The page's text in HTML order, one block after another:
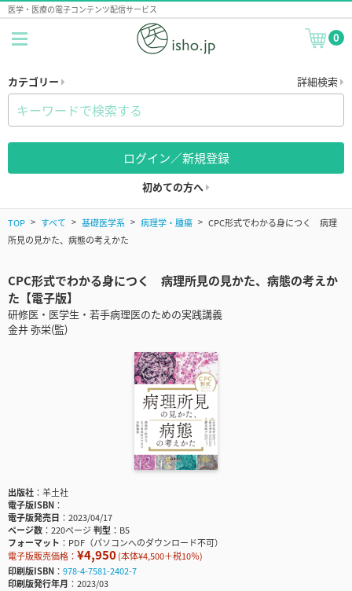
医学・医療の電子コンテンツ配信サービス
0
カテゴリー 詳細検索
ログイン／新規登録
初めての方へ
TOP すべて 基礎医学系 病理学・腫瘍
CPC形式でわかる身につく 病理
所見の見かた、病態の考えかた
CPC形式でわかる身につく 病理所見の見かた、病態の考えか
た【電子版】
研修医・医学生・若手病理医のための実践講義
金井 弥栄(監)
出版社
羊土社
電子版ISBN
電子版発売日
2023/04/17
ページ数
220ページ判型
B5
フォーマット
PDF（パソコンへのダウンロード不可）
電子版販売価格： ¥4,950(本体¥4,500＋税10％)
印刷版ISBN
978-4-7581-2402-7
印刷版発行年月
2023/03